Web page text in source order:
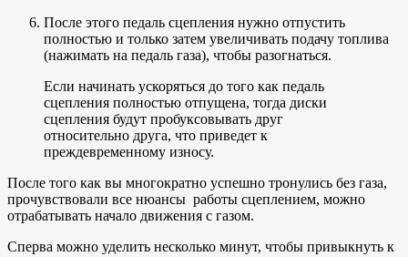
После этого педаль сцепления нужно отпустить
полностью и только затем увеличивать подачу топлива
(нажимать на педаль газа), чтобы разогнаться.
Если начинать ускоряться до того как педаль
сцепления полностью отпущена, тогда диски
сцепления будут пробуксовывать друг
относительно друга, что приведет к
преждевременному износу.
После того как вы многократно успешно тронулись без газа,
прочувствовали все нюансы работы сцеплением, можно
отрабатывать начало движения с газом.
Сперва можно уделить несколько минут, чтобы привыкнуть к